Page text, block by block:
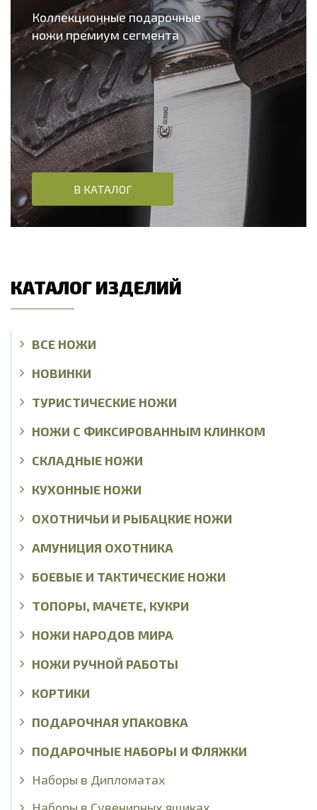
Коллекционные подарочные
ножи премиум сегмента
В КАТАЛОГ
КАТАЛОГ ИЗДЕЛИЙ
ВСЕ НОЖИ
НОВИНКИ
ТУРИСТИЧЕСКИЕ НОЖИ
НОЖИ С ФИКСИРОВАННЫМ КЛИНКОМ
СКЛАДНЫЕ НОЖИ
КУХОННЫЕ НОЖИ
ОХОТНИЧЬИ И РЫБАЦКИЕ НОЖИ
АМУНИЦИЯ ОХОТНИКА
БОЕВЫЕ И ТАКТИЧЕСКИЕ НОЖИ
ТОПОРЫ, МАЧЕТЕ, КУКРИ
НОЖИ НАРОДОВ МИРА
НОЖИ РУЧНОЙ РАБОТЫ
КОРТИКИ
ПОДАРОЧНАЯ УПАКОВКА
ПОДАРОЧНЫЕ НАБОРЫ И ФЛЯЖКИ
Наборы в Дипломатах